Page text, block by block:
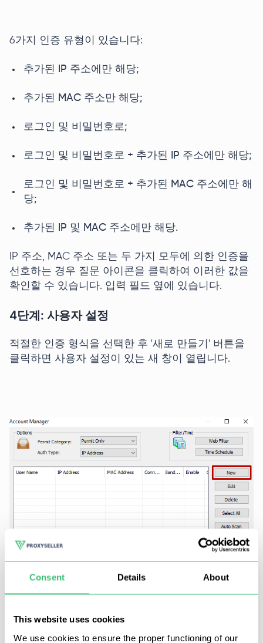
Consent Details About
This website uses cookies
We use cookies to ensure the proper functioning of our
6가지 인증 유형이 있습니다:
추가된 IP 주소에만 해당;
추가된 MAC 주소만 해당;
로그인 및 비밀번호로;
로그인 및 비밀번호로 + 추가된 IP 주소에만 해당;
로그인 및 비밀번호로 + 추가된 MAC 주소에만 해
당;
추가된 IP 및 MAC 주소에만 해당.
IP 주소, MAC 주소 또는 두 가지 모두에 의한 인증을
선호하는 경우 질문 아이콘을 클릭하여 이러한 값을
확인할 수 있습니다. 입력 필드 옆에 있습니다.
4단계: 사용자 설정
적절한 인증 형식을 선택한 후 '새로 만들기' 버튼을
클릭하면 사용자 설정이 있는 새 창이 열립니다.